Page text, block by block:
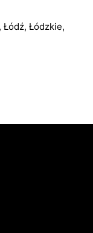
Łódź, Łódzkie,